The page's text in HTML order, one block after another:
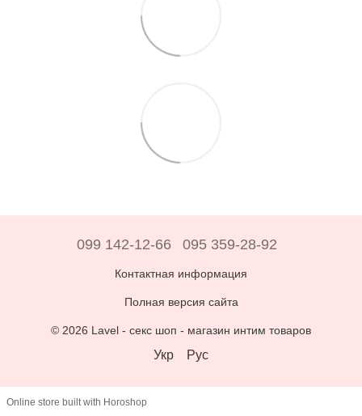
099 142-12-66 095 359-28-92
Контактная информация
Полная версия сайта
© 2026 Lavel - секс шоп - магазин интим товаров
Укр Рус
Online store built with Horoshop